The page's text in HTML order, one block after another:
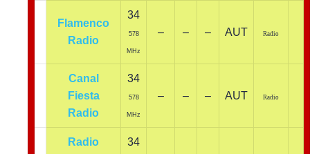
Flamenco
Radio
34
578
MHz
– – – AUT Radio
Canal
Fiesta
Radio
34
578
MHz
– – – AUT Radio
Radio
34